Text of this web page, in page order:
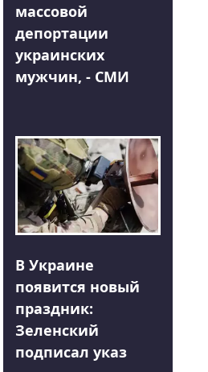
массовой
депортации
украинских
мужчин, - СМИ
В Украине
появится новый
праздник:
Зеленский
подписал указ